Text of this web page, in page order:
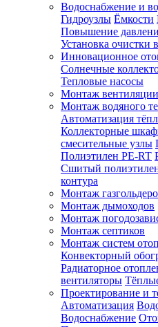
Водоснабжение и
Гидроузлы Ёмкости
Повышение
Установка очистки
Инновационное
Солнечные
Тепловые насосы
Монтаж вентиляции
Монтаж водяного
Автоматизация
Коллекторные
смесительные узлы
Полиэтилен PE-RT
Сшитый
контура
Монтаж
Монтаж дымоходов
Монтаж
Монтаж септиков
Монтаж систем
Конвекторный
Радиаторное
вентиляторы
Проектирование и
Автоматизация
Водоснабжение